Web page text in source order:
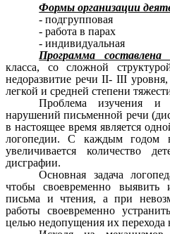
Формы организации
- подгрупповая
- работа в парах
- индивидуальная
Программа
класса, со сложной
недоразвитие речи II- III уровня,
легкой и средней степени
Проблема изучения и
нарушений письменной речи
в настоящее время является
логопедии. С каждым годом
увеличивается количество
дисграфии.
Основная задача
чтобы своевременно выявить
письма и чтения, а при
работы своевременно
целью недопущения их перехода